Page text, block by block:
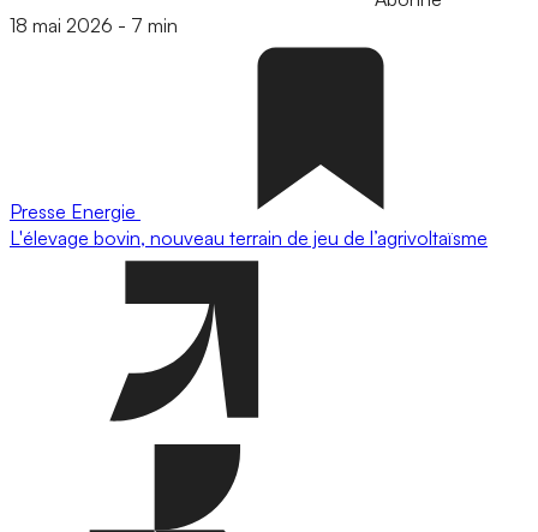
18 mai 2026 - 7 min
Presse Energie
L'élevage bovin, nouveau terrain de jeu de l’agrivoltaïsme